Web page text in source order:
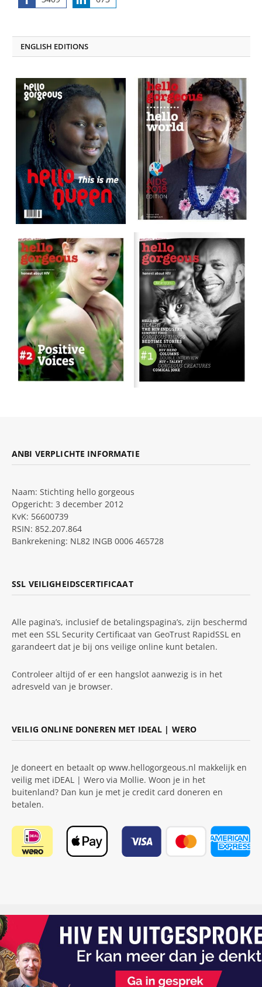
Share
Share
ENGLISH EDITIONS
ANBI VERPLICHTE INFORMATIE
Naam: Stichting hello gorgeous
Opgericht: 3 december 2012
KvK: 56600739
RSIN: 852.207.864
Bankrekening: NL82 INGB 0006 465728
SSL VEILIGHEIDSCERTIFICAAT
Alle pagina’s, inclusief de betalingspagina’s, zijn beschermd
met een SSL Security Certificaat van GeoTrust RapidSSL en
garandeert dat je bij ons veilige online kunt betalen.
Controleer altijd of er een hangslot aanwezig is in het
adresveld van je browser.
VEILIG ONLINE DONEREN MET IDEAL | WERO
Je doneert en betaalt op www.hellogorgeous.nl makkelijk en
veilig met iDEAL | Wero via Mollie. Woon je in het
buitenland? Dan kun je met je credit card doneren en
betalen.